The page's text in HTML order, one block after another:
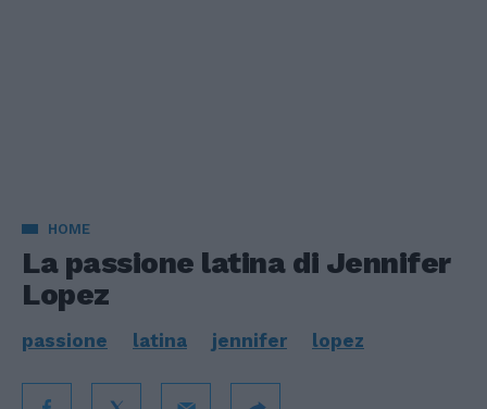
HOME
La passione latina di Jennifer
Lopez
passione latina jennifer lopez